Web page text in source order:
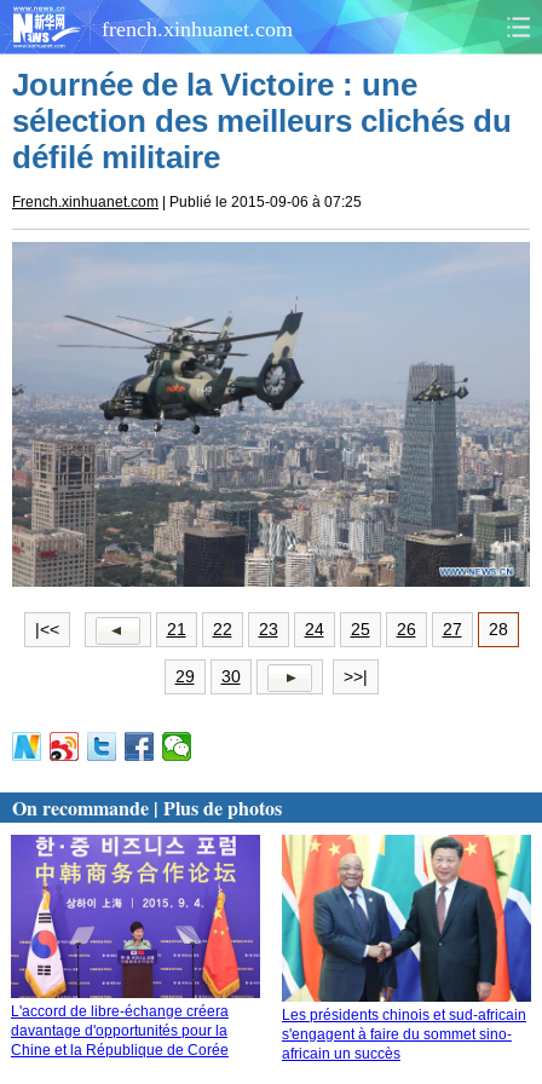
french.xinhuanet.com
CHINE MONDE
AFRIQUE
CULTURE
SCI&TECH
TOURISME DOCUMENTS
DOSSIERS PHOTOS
VIDÉOS
Journée de la Victoire : une
sélection des meilleurs clichés du
défilé militaire
French.xinhuanet.com | Publié le 2015-09-06 à 07:25
|<< 21 22 23 24 25 26 27 28
29 30 >>|
On recommande | Plus de photos
L'accord de libre-échange créera
davantage d'opportunités pour la
Chine et la République de Corée
Les présidents chinois et sud-africain
s'engagent à faire du sommet sino-
africain un succès